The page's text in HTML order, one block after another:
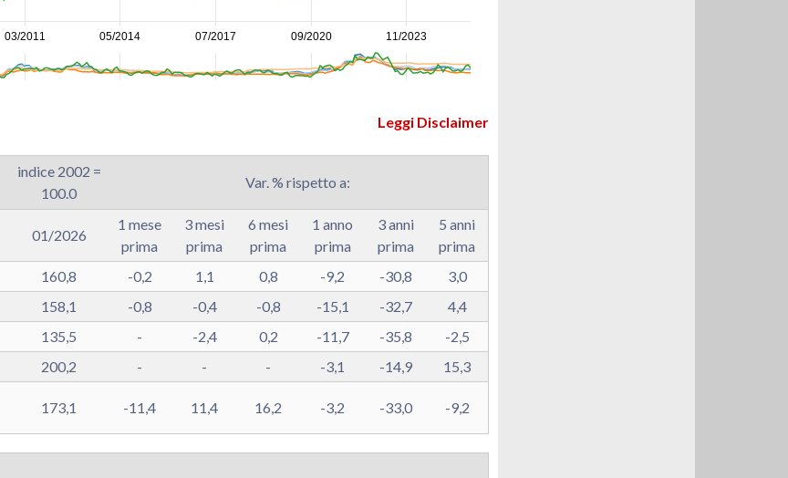
03/2011 05/2014 07/2017 09/2020 11/2023
Leggi Disclaimer
indice 2002 =
100.0
Var. % rispetto a:
01/2026
1 mese
prima
3 mesi
prima
6 mesi
prima
1 anno
prima
3 anni
prima
5 anni
prima
160,8 -0,2 1,1 0,8 -9,2 -30,8
3,0
158,1 -0,8 -0,4 -0,8 -15,1 -32,7
4,4
135,5 - -2,4 0,2 -11,7 -35,8
-2,5
200,2 - - - -3,1 -14,9
15,3
173,1 -11,4 11,4 16,2 -3,2 -33,0 -9,2